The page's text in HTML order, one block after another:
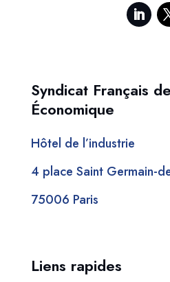
Syndicat Français
Économique
Hôtel de l’industrie
4 place Saint Germain-
75006 Paris
Liens rapides